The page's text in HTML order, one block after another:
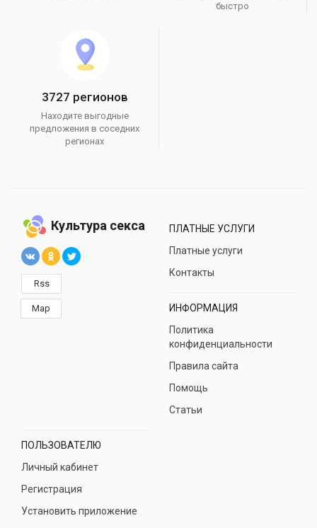
быстро
3727 регионов
Находите выгодные
предложения в соседних
регионах
Культура секса
Rss
Map
ПЛАТНЫЕ УСЛУГИ
Платные услуги
Контакты
ИНФОРМАЦИЯ
Политика
конфиденциальности
Правила сайта
Помощь
Статьи
ПОЛЬЗОВАТЕЛЮ
Личный кабинет
Регистрация
Установить приложение